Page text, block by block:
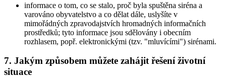
informace o tom, co se stalo, proč byla spuštěna siréna a
varováno obyvatelstvo a co dělat dále, uslyšíte v
mimořádných zpravodajstvích hromadných informačních
prostředků; tyto informace jsou sdělovány i obecním
rozhlasem, popř. elektronickými (tzv. "mluvícími") sirénami.
7. Jakým způsobem můžete zahájit řešení životní
situace